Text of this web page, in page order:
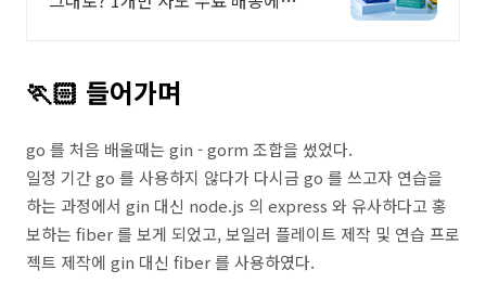
🏃🏻 들어가며
go 를 처음 배울때는 gin - gorm 조합을 썼었다.
일정 기간 go 를 사용하지 않다가 다시금 go 를 쓰고자 연습을
하는 과정에서 gin 대신 node.js 의 express 와 유사하다고 홍
보하는 fiber 를 보게 되었고, 보일러 플레이트 제작 및 연습 프로
젝트 제작에 gin 대신 fiber 를 사용하였다.